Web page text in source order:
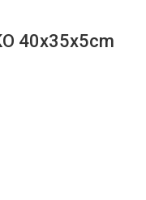
40x35x5cm